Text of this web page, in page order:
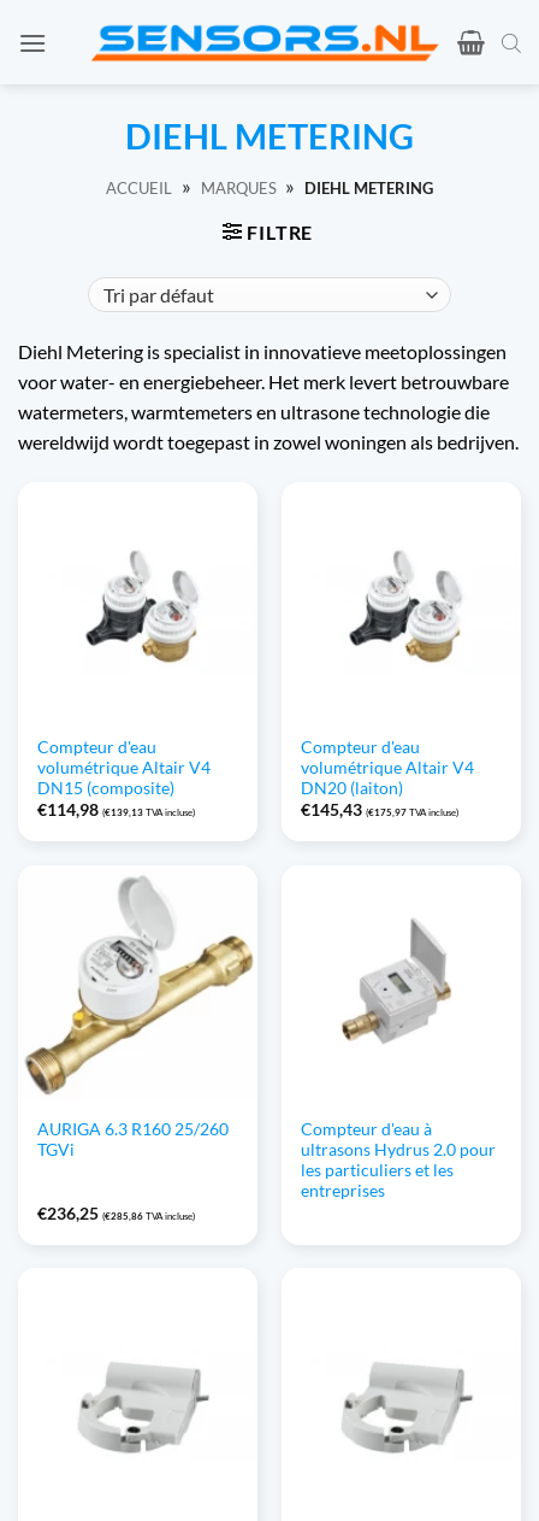
DIEHL METERING
ACCUEIL » MARQUES » DIEHL METERING
FILTRE
Diehl Metering is specialist in innovatieve meetoplossingen
voor water- en energiebeheer. Het merk levert betrouwbare
watermeters, warmtemeters en ultrasone technologie die
wereldwijd wordt toegepast in zowel woningen als bedrijven.
Compteur d'eau
volumétrique Altair V4
DN15 (composite)
€114,98 (€139,13 TVA incluse)
Compteur d'eau
volumétrique Altair V4
DN20 (laiton)
€145,43 (€175,97 TVA incluse)
AURIGA 6.3 R160 25/260
TGVi
€236,25 (€285,86 TVA incluse)
Compteur d'eau à
ultrasons Hydrus 2.0 pour
les particuliers et les
entreprises